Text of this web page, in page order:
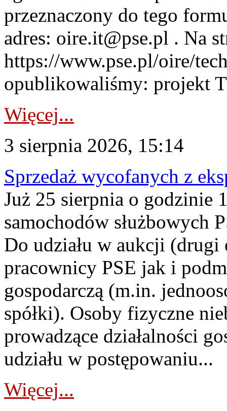
przeznaczony do tego
adres: oire.it@pse.pl . Na
https://www.pse.pl/oire/
opublikowaliśmy: projekt
Więcej...
3 sierpnia 2026, 15:14
Sprzedaż wycofanych z
Już 25 sierpnia o godzinie
samochodów służbowych
Do udziału w aukcji (drugi
pracownicy PSE jak i
gospodarczą (m.in.
spółki). Osoby fizyczne
prowadzące działalności
udziału w postępowaniu...
Więcej...